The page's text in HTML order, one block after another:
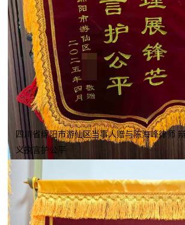
四川省绵阳市游仙区当事人赠与陈海峰律师
义执言护公平